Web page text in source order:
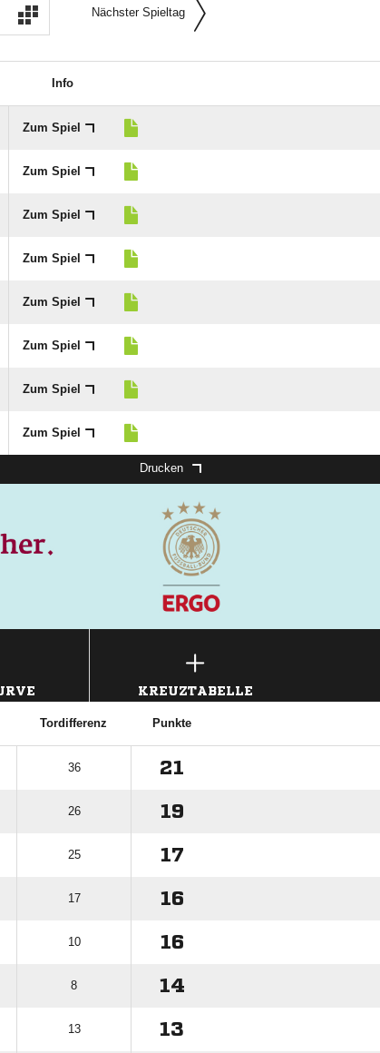
Nächster Spieltag
Info
Zum Spiel
Zum Spiel
Zum Spiel
Zum Spiel
Zum Spiel
Zum Spiel
Zum Spiel
Zum Spiel
Drucken
KREUZTABELLE
Tordifferenz Punkte
36 21
26 19
25 17
17 16
10 16
8 14
13 13